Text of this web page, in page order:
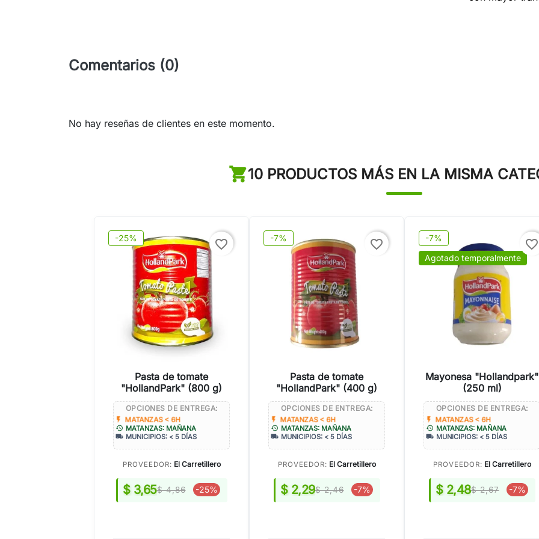
Comentarios (0)
No hay reseñas de clientes en este momento.
10 PRODUCTOS MÁS EN LA MISMA
-25% favorite_border
Pasta de tomate
"HollandPark" (800 g)
OPCIONES DE ENTREGA:
flash_on MATANZAS < 6H
history MATANZAS: MAÑANA
local_shipping MUNICIPIOS: < 5 DÍAS
PROVEEDOR: El Carretillero
$ 3,65$ 4,86 -25%
-7% favorite_border
Pasta de tomate
"HollandPark" (400 g)
OPCIONES DE ENTREGA:
flash_on MATANZAS < 6H
history MATANZAS: MAÑANA
local_shipping MUNICIPIOS: < 5 DÍAS
PROVEEDOR: El Carretillero
$ 2,29$ 2,46 -7%
-7%
Agotado temporalmente
favorite_border
Mayonesa "Hollandpark"
(250 ml)
OPCIONES DE ENTREGA:
flash_on MATANZAS < 6H
history MATANZAS: MAÑANA
local_shipping MUNICIPIOS: < 5 DÍAS
PROVEEDOR: El Carretillero
$ 2,48$ 2,67 -7%